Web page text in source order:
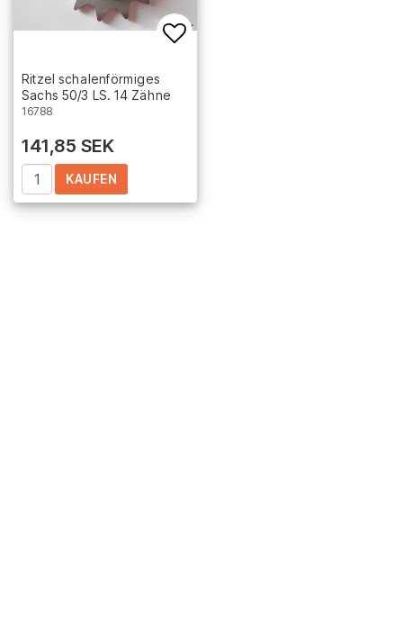
Ritzel schalenförmiges
Sachs 50/3 LS. 14 Zähne
16788
141,85 SEK
KAUFEN